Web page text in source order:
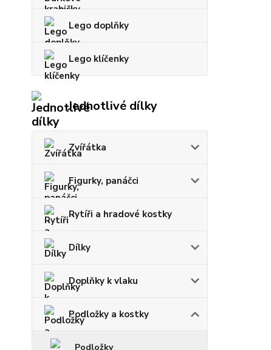
Lego doplňky
Lego klíčenky
Jednotlivé dílky
Zvířátka
Figurky, panáčci
Rytíři a hradové kostky
Dílky
Doplňky k vlaku
Podložky a kostky
Podložky